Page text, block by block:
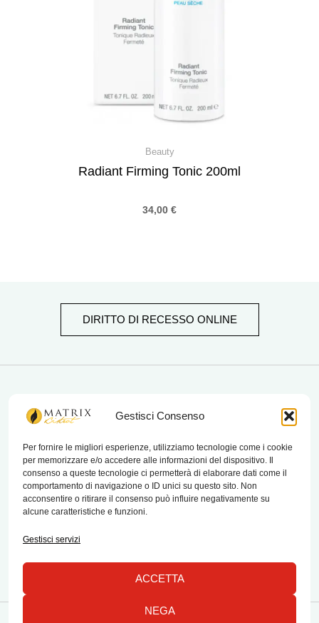
Gestisci Consenso
Per fornire le migliori esperienze, utilizziamo tecnologie come i cookie
per memorizzare e/o accedere alle informazioni del dispositivo. Il
consenso a queste tecnologie ci permetterà di elaborare dati come il
comportamento di navigazione o ID unici su questo sito. Non
acconsentire o ritirare il consenso può influire negativamente su
alcune caratteristiche e funzioni.
Gestisci servizi
ACCETTA
NEGA
Beauty
Radiant Firming Tonic 200ml
34,00 €
DIRITTO DI RECESSO ONLINE
matrix bistrot
Chi Siamo
Contatti
Termini e condizioni di vendita e reso